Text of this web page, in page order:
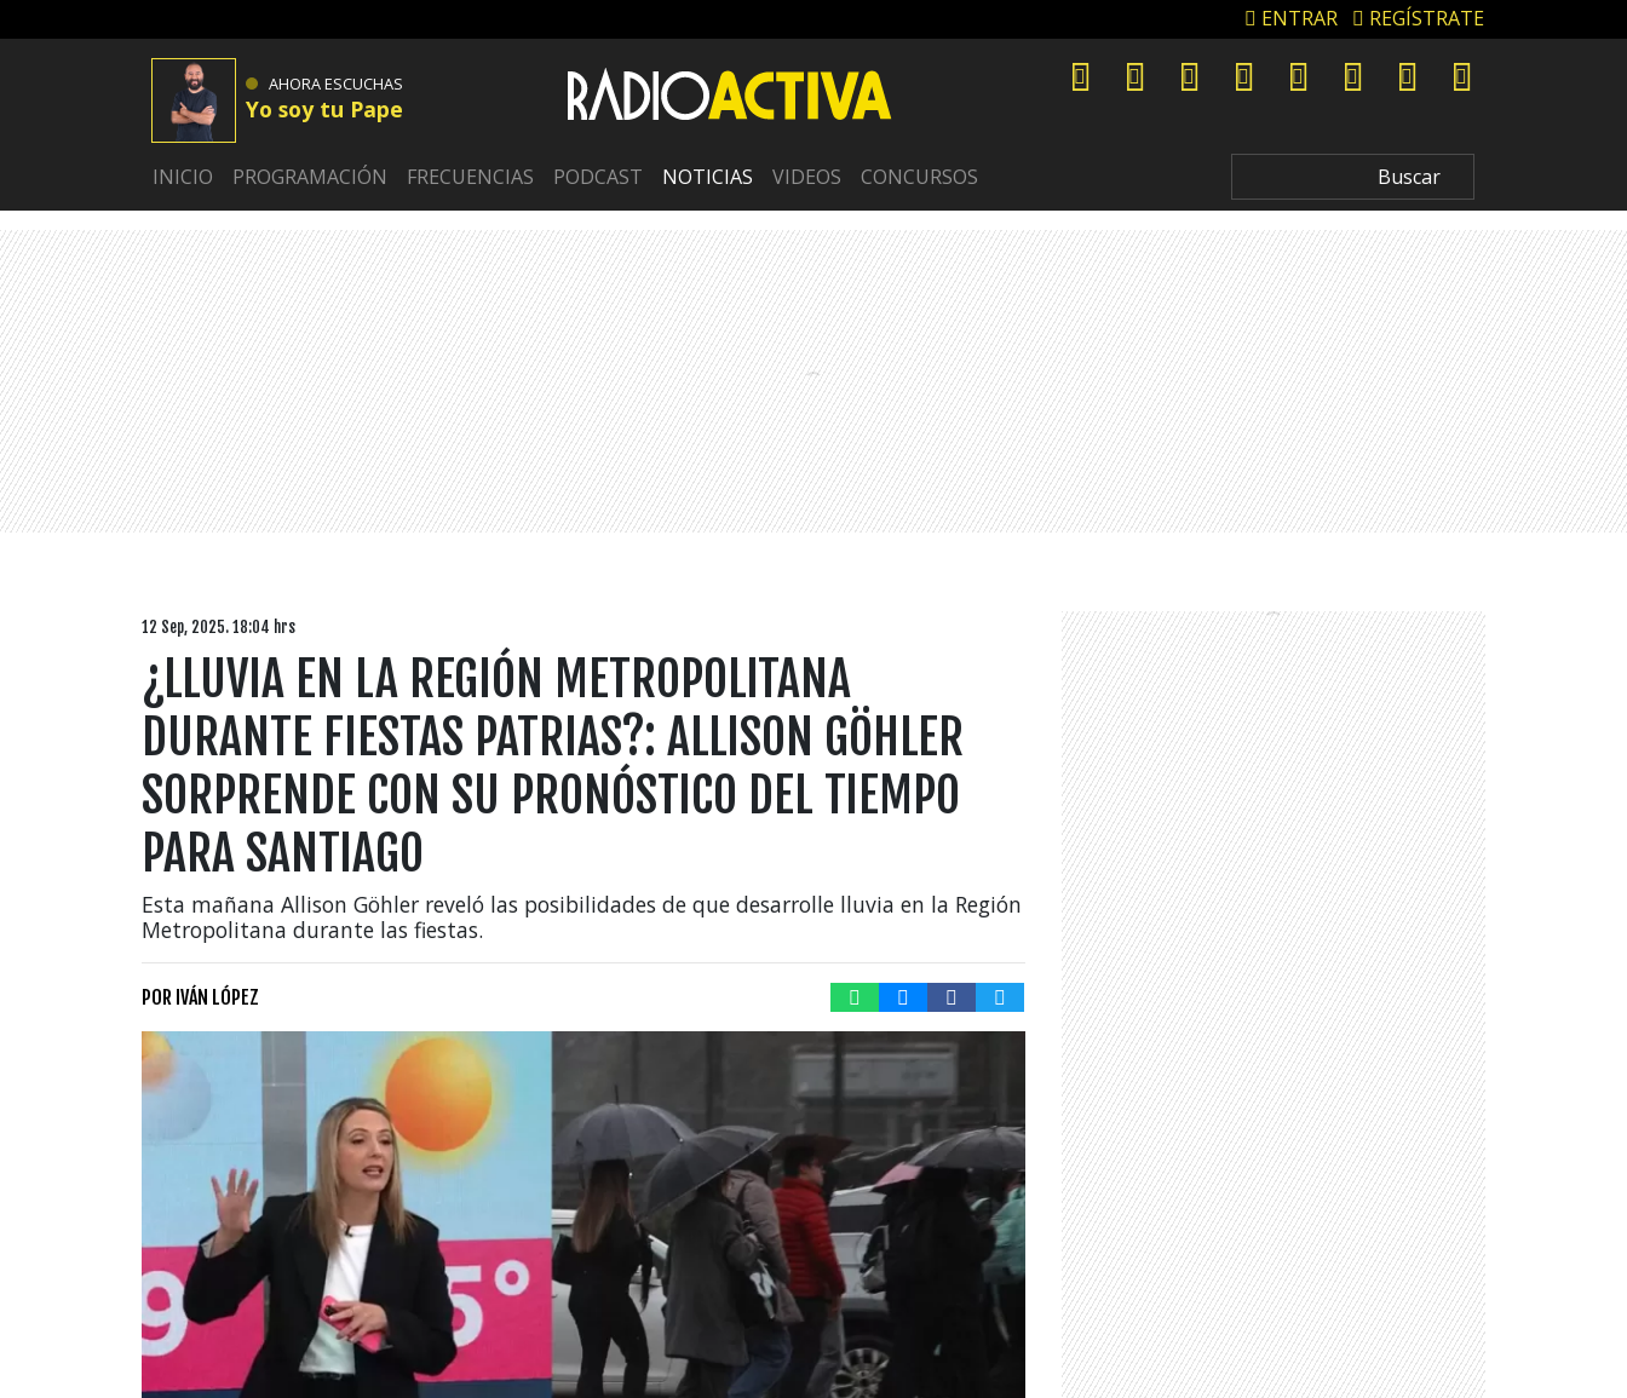
ENTRAR REGÍSTRATE
AHORA ESCUCHAS
Yo soy tu Pape
INICIO PROGRAMACIÓN FRECUENCIAS PODCAST NOTICIAS VIDEOS CONCURSOS
12 Sep, 2025. 18:04 hrs
¿LLUVIA EN LA REGIÓN METROPOLITANA
DURANTE FIESTAS PATRIAS?: ALLISON GÖHLER
SORPRENDE CON SU PRONÓSTICO DEL TIEMPO
PARA SANTIAGO
Esta mañana Allison Göhler reveló las posibilidades de que desarrolle lluvia en la Región
Metropolitana durante las fiestas.
POR IVÁN LÓPEZ